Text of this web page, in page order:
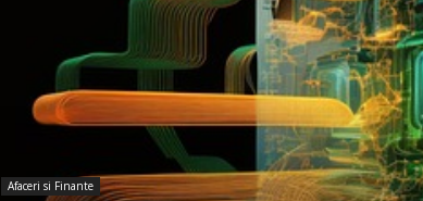
Afaceri si Finante